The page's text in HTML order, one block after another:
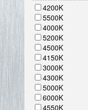
4200K
5500K
4000K
5200K
4500K
4150K
3000K
4300K
5000K
6000K
4550K